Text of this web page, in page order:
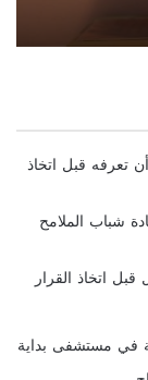
تعرفه قبل اتخاذ
شباب الملامح
اتخاذ القرار
في مستشفى بداية